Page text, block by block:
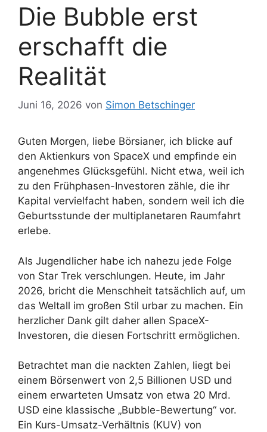
Die Bubble erst
erschafft die
Realität
Juni 16, 2026 von Simon Betschinger
Guten Morgen, liebe Börsianer, ich blicke auf
den Aktienkurs von SpaceX und empfinde ein
angenehmes Glücksgefühl. Nicht etwa, weil ich
zu den Frühphasen-Investoren zähle, die ihr
Kapital vervielfacht haben, sondern weil ich die
Geburtsstunde der multiplanetaren Raumfahrt
erlebe.
Als Jugendlicher habe ich nahezu jede Folge
von Star Trek verschlungen. Heute, im Jahr
2026, bricht die Menschheit tatsächlich auf, um
das Weltall im großen Stil urbar zu machen. Ein
herzlicher Dank gilt daher allen SpaceX-
Investoren, die diesen Fortschritt ermöglichen.
Betrachtet man die nackten Zahlen, liegt bei
einem Börsenwert von 2,5 Billionen USD und
einem erwarteten Umsatz von etwa 20 Mrd.
USD eine klassische „Bubble-Bewertung“ vor.
Ein Kurs-Umsatz-Verhältnis (KUV) von